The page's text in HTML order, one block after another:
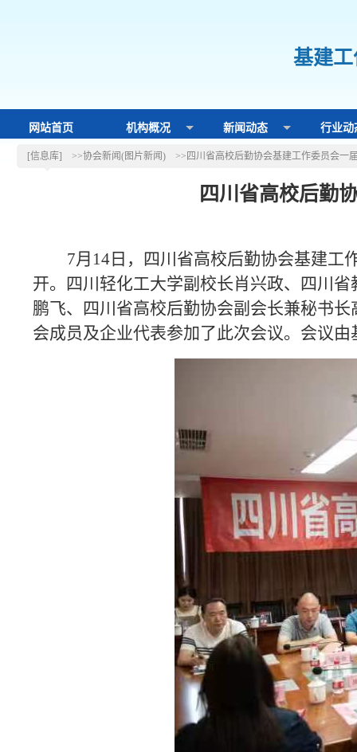
网站首页 机构概况 新闻动态 行业动
基建
[信息库] >>协会新闻(图片新闻) >>四川省高校后勤协会基建工作委员会一
四川省高校后勤
7月14日，四川省高校后勤协会基建工
开。四川轻化工大学副校长肖兴政、四川
鹏飞、四川省高校后勤协会副会长兼秘书
会成员及企业代表参加了此次会议。会议